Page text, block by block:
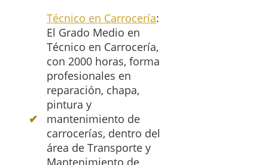
Técnico en Carrocería:
El Grado Medio en
Técnico en Carrocería,
con 2000 horas, forma
profesionales en
reparación, chapa,
pintura y
mantenimiento de
carrocerías, dentro del
área de Transporte y